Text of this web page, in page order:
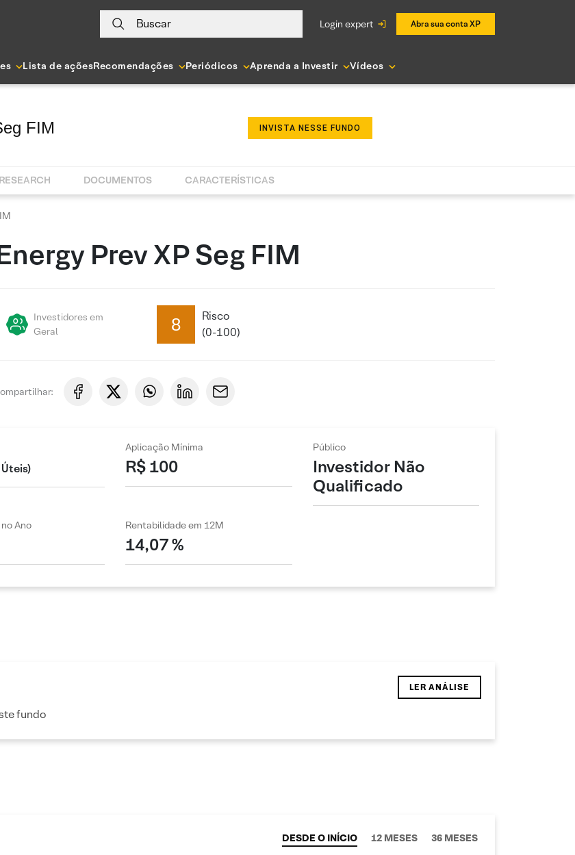
Buscar login expert Abra sua conta XP
Lista de açõesRecomendações Periódicos Aprenda a Investir Vídeos
FIM INVISTA NESSE FUNDO
DOCUMENTOS CARACTERÍSTICAS
Prev XP Seg FIM
Investidores em
Geral
8
Risco
(0-100)
Aplicação Mínima
R$ 100
Público
Investidor Não
Qualificado
Ano Rentabilidade em 12M
14,07 %
fundo
LER ANÁLISE
DESDE O INÍCIO 12 MESES 36 MESES